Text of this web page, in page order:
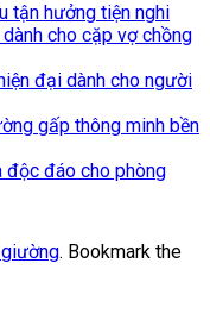
tận hưởng tiện nghi
cho cặp vợ chồng
đại dành cho người
gấp thông minh bền
độc đáo cho phòng
. Bookmark the